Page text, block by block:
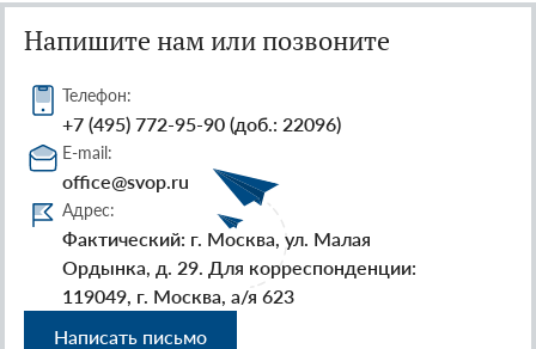
Напишите нам или позвоните
Телефон:
+7 (495) 772-95-90 (доб.: 22096)
E-mail:
office@svop.ru
Адрес:
Фактический: г. Москва, ул. Малая
Ордынка, д. 29. Для корреспонденции:
119049, г. Москва, а/я 623
Написать письмо